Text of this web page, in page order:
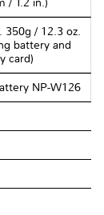
/ 1.2 in.)
350g / 12.3 oz.
battery and
card)
NP-W126